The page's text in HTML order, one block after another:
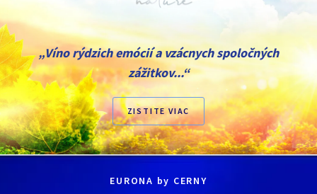
„Víno rýdzich emócií a vzácnych spoločných
zážitkov...“
ZISTITE VIAC
EURONA by CERNY